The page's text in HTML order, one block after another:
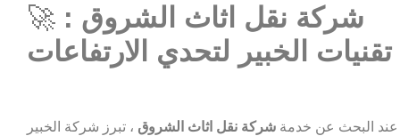
🚀 شركة نقل اثاث الشروق :
تقنيات الخبير لتحدي الارتفاعات
عند البحث عن خدمة شركة نقل اثاث الشروق ، تبرز شركة الخبير